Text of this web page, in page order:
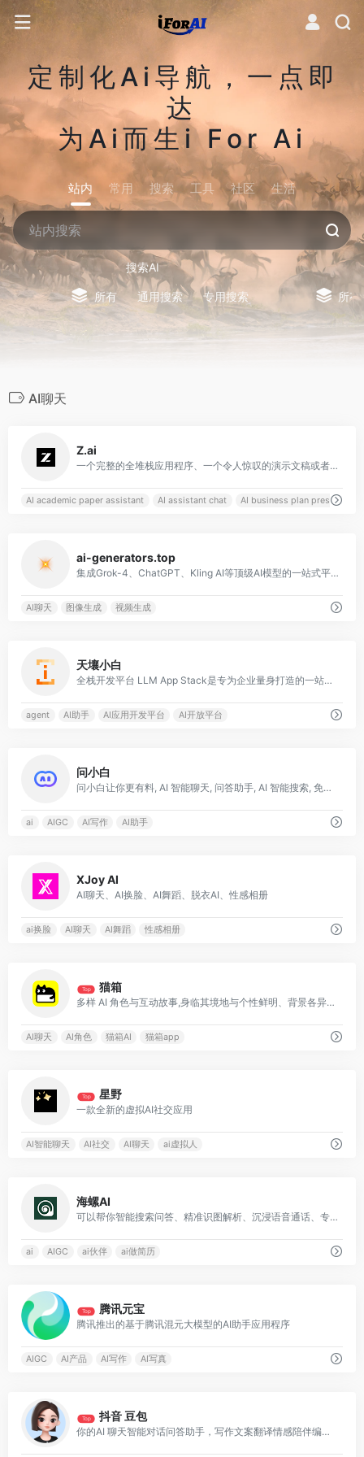
定制化Ai导航，一点即
达
为Ai而生i For Ai
站内 常用 搜索 工具 社区 生活
搜索AI
所有 通用搜索 专用搜索 所有
AI聊天
Z.ai
一个完整的全堆栈应用程序、一个令人惊叹的演示文稿或者专业级的写作ーー然后立即得到结果
AI academic paper assistant AI assistant chat AI business plan presentation
ai-generators.top
集成Grok-4、ChatGPT、Kling AI等顶级AI模型的一站式平台，支持智能对话、图像创作和视频生成
AI聊天 图像生成 视频生成
天壤小白
全栈开发平台 LLM App Stack是专为企业量身打造的一站式大模型应用开发平台
agent AI助手 AI应用开发平台 AI开放平台
问小白
问小白让你更有料, AI 智能聊天, 问答助手, AI 智能搜索, 免费无限量使用 DeepSeek R1 模型，支持联网搜索。
ai AIGC AI写作 AI助手
XJoy AI
AI聊天、AI换脸、AI舞蹈、脱衣AI、性感相册
ai换脸 AI聊天 AI舞蹈 性感相册
Top 猫箱
多样 AI 角色与互动故事,身临其境地与个性鲜明、背景各异的虚拟 AI 角色聊天互动
AI聊天 AI角色 猫箱AI 猫箱app
Top 星野
一款全新的虚拟AI社交应用
AI智能聊天 AI社交 AI聊天 ai虚拟人
海螺AI
可以帮你智能搜索问答、精准识图解析、沉浸语音通话、专业/创意写作、文档速读总结、还有独家悬浮球功能帮你把琐事化繁为简
ai AIGC ai伙伴 ai做简历
Top 腾讯元宝
腾讯推出的基于腾讯混元大模型的AI助手应用程序
AIGC AI产品 AI写作 AI写真
Top 抖音 豆包
你的AI 聊天智能对话问答助手，写作文案翻译情感陪伴编程全能工具